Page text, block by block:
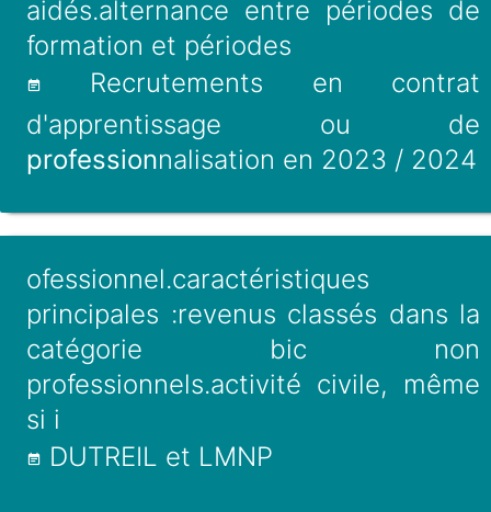
aidés.alternance entre périodes de
formation et périodes
Recrutements en contrat
d'apprentissage ou de
professionnalisation en 2023 / 2024
ofessionnel.caractéristiques
principales :revenus classés dans la
catégorie bic non
professionnels.activité civile, même
si i
DUTREIL et LMNP